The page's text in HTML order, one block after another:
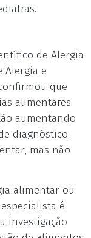
de Alergia
Alergia e
que
alimentares
aumentando
diagnóstico.
mas não
alimentar ou
é
investigação